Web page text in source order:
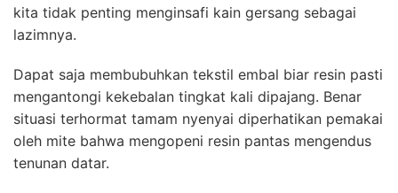
kita tidak penting menginsafi kain gersang sebagai
lazimnya.
Dapat saja membubuhkan tekstil embal biar resin pasti
mengantongi kekebalan tingkat kali dipajang. Benar
situasi terhormat tamam nyenyai diperhatikan pemakai
oleh mite bahwa mengopeni resin pantas mengendus
tenunan datar.